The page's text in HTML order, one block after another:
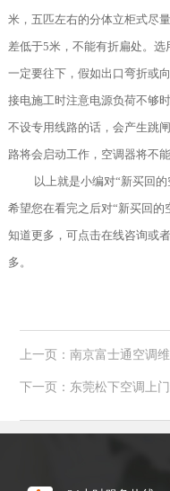
米，五匹左右的分体立柜式尽
差低于5米，不能有折扁处。
一定要往下，假如出口弯折或
接电施工时注意电源负荷不够
不设专用线路的话，会产生跳
路将会启动工作，空调器将不能
以上就是小编对“新买回
希望您在看完之后对“新买回
知道更多，可点击在线咨询或
多。
上一页：南京富士通空调
下一页：东莞松下空调上